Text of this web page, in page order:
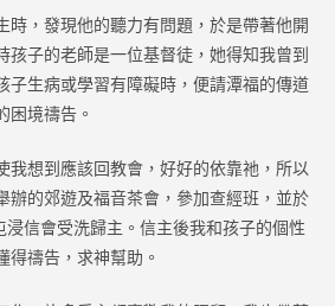
時，發現他的聽力有問題，於是帶著他開
孩子的老師是一位基督徒，她得知我曾到
子生病或學習有障礙時，便請潭福的傳道
困境禱告。
我想到應該回教會，好好的依靠祂，所以
辦的郊遊及福音茶會，參加查經班，並於
浸信會受洗歸主。信主後我和孩子的個性
得禱告，求神幫助。